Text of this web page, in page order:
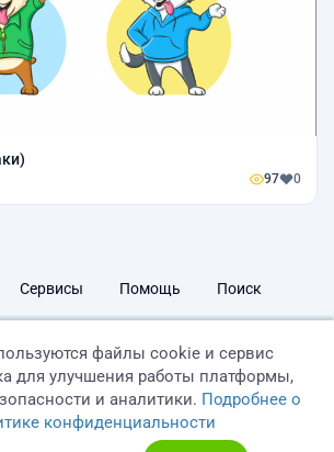
97 0
Сервисы Помощь Поиск
Отказ от ответственности
файлы cookie и сервис
для улучшения работы платформы,
и аналитики. Подробнее о
конфиденциальности